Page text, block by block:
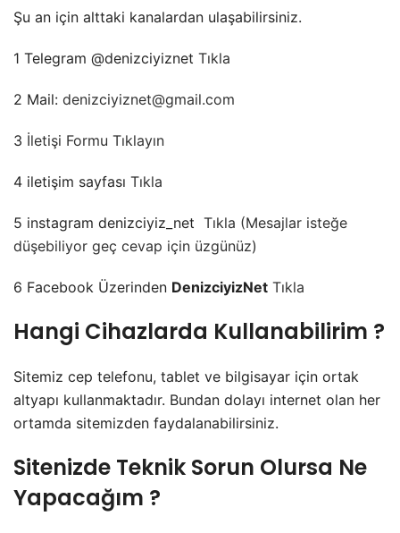
Şu an için alttaki kanalardan ulaşabilirsiniz.
1 Telegram @denizciyiznet Tıkla
2 Mail: denizciyiznet@gmail.com
3 İletişi Formu Tıklayın
4 iletişim sayfası Tıkla
5 instagram denizciyiz_net Tıkla (Mesajlar isteğe
düşebiliyor geç cevap için üzgünüz)
6 Facebook Üzerinden DenizciyizNet Tıkla
Hangi Cihazlarda Kullanabilirim ?
Sitemiz cep telefonu, tablet ve bilgisayar için ortak
altyapı kullanmaktadır. Bundan dolayı internet olan her
ortamda sitemizden faydalanabilirsiniz.
Sitenizde Teknik Sorun Olursa Ne
Yapacağım ?